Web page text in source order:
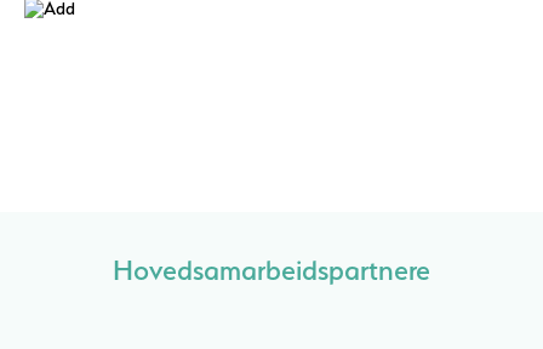
Hovedsamarbeidspartnere